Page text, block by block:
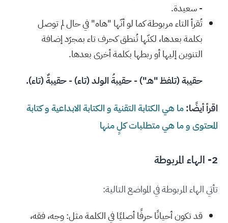
- سعيدة.
تُقرأ التاء مربوطة كما لو أنّها "هاه" في حال لم توصل
بكلمة بعدها، لكنّها تُنطق كحرف تاء بمجرّد إضافة
التنوين إليها أو ربطها بكلمة أخرى بعدها.
حقيبة (تلفظ "هـ") - حقيبةُ الولد (تاء) - حقيبةٌ (تاء).
اقرأ أيضًا:ما هي الكتابة التقنية و الكتابة الابداعية و كتابة
المحتوى و ما هي متطلبات كلٍ منها
2- الهاء المربوطة
تأتي الهاء المربوطة في المواضع التالية:
قد تكون أحيانًا حرفًا أصليًا في الكلمة مثل: وجه، فقه،